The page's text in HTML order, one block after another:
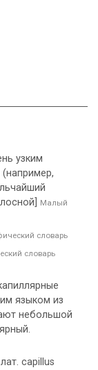
узким
(например,
Малый
словарь
словарь
языком из
небольшой
capillus